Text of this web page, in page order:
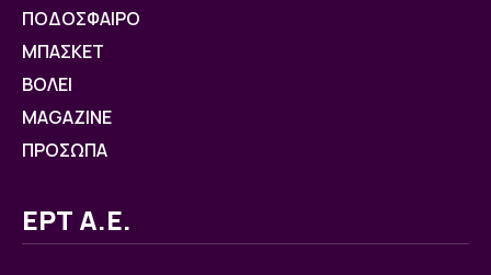
ΠΟΔΟΣΦΑΙΡΟ
ΜΠΑΣΚΕΤ
ΒOΛΕΙ
MAGAZINE
ΠΡΟΣΩΠΑ
ΕΡΤ Α.Ε.